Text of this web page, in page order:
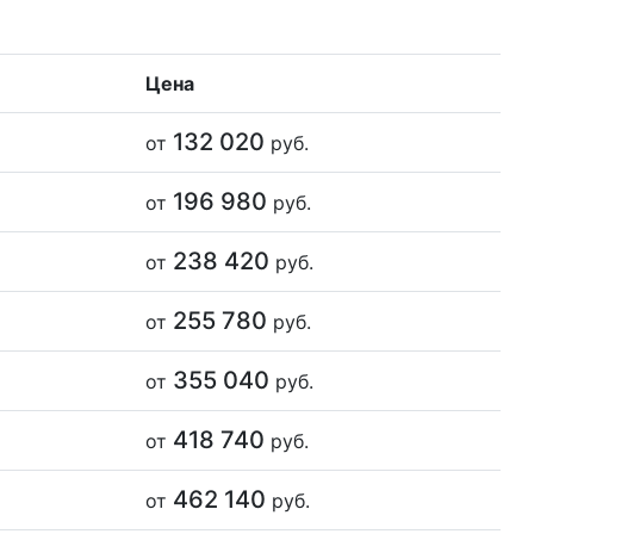
Цена
от 132 020 руб.
от 196 980 руб.
от 238 420 руб.
от 255 780 руб.
от 355 040 руб.
от 418 740 руб.
от 462 140 руб.